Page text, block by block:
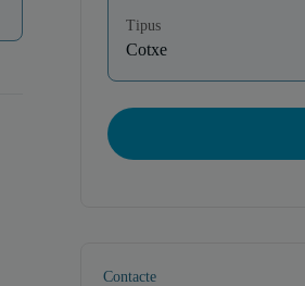
Tipus
Cotxe
Contacte